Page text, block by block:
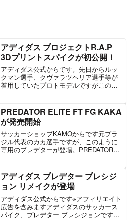
アディダス プロジェクトR.A.P
3Dプリントスパイクが初公開！
アディダス公式からです。先日からルッ
クマン選手、クヴァラツヘリア選手等が
着用していたプロトモデルですがこのよ
が、先の2選手の感覚をスパイクに組み込
んでいるのが特徴。ただ...
PREDATOR ELITE FT FG KAKA
が発売開始
サッカーショップKAMOからです元ブラ
ジル代表のカカ選手ですが、このように
専用のプレデターが登場。PREDATOR
と、プレミアムな価格。デザイン...
アディダス プレデター プレシジ
ョン リメイクが登場
アディダス公式からです※アフィリエイト
広告を含みますアディダスのサッカース
パイク、プレデター プレシジョンですが